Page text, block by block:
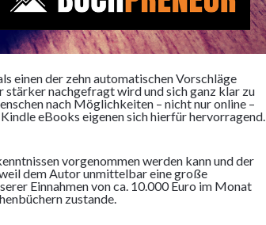
einen der zehn automatischen Vorschläge
stärker nachgefragt wird und sich ganz klar zu
nach Möglichkeiten – nicht nur online –
eBooks eigenen sich hierfür hervorragend.
vorgenommen werden kann und der
dem Autor unmittelbar eine große
Einnahmen von ca. 10.000 Euro im Monat
zustande.